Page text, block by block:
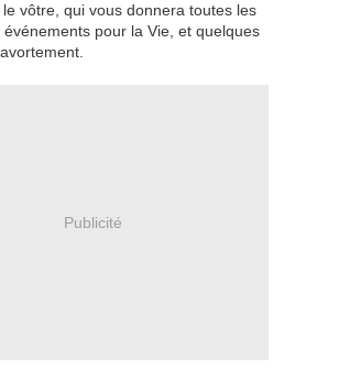
vôtre, qui vous donnera toutes les
pour la Vie, et quelques
Publicité